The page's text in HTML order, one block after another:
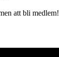
att bli medlem!